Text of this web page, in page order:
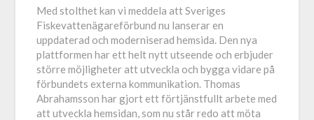
Med stolthet kan vi meddela att Sveriges
Fiskevattenägareförbund nu lanserar en
uppdaterad och moderniserad hemsida. Den nya
plattformen har ett helt nytt utseende och erbjuder
större möjligheter att utveckla och bygga vidare på
förbundets externa kommunikation. Thomas
Abrahamsson har gjort ett förtjänstfullt arbete med
att utveckla hemsidan, som nu står redo att möta